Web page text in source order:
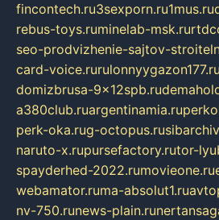
fincontech.ru3sexporn.ru1mus.ru
rebus-toys.ruminelab-msk.ru
seo-prodvizhenie-sajtov-
card-voice.rurulonnyygazon177.ru
domizbrusa-9x12spb.ru
a380club.ruargentinamia.ru
perk-oka.rug-octopus.ru
naruto-x.rupursefactory.rutor-
spayderhed-2022.rumovieone.ru
webamator.ruma-absolut1.ru
nv-750.runews-plain.ru